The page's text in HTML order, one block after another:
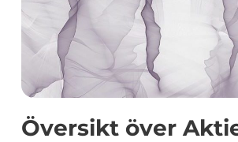
Översikt över